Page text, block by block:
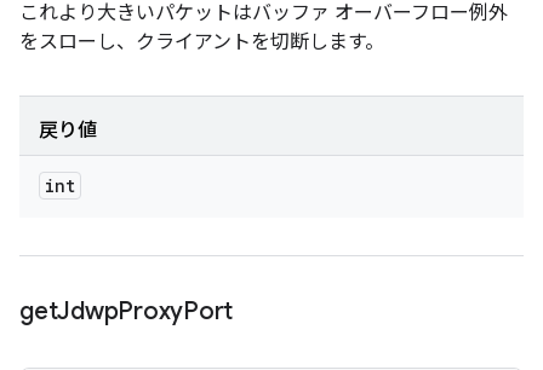
これより大きいパケットはバッファ オーバーフロー例外
をスローし、クライアントを切断します。
戻り値
int
getJdwpProxyPort